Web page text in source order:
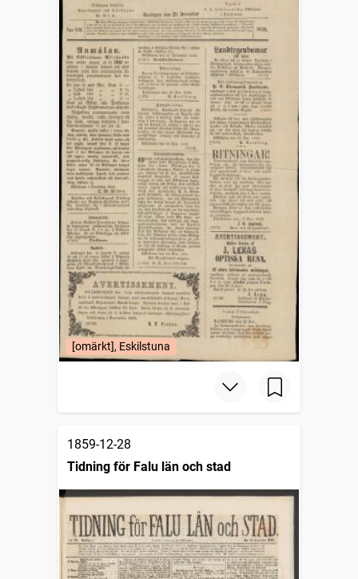
[omärkt], Eskilstuna
1859-12-28
Tidning för Falu län och stad